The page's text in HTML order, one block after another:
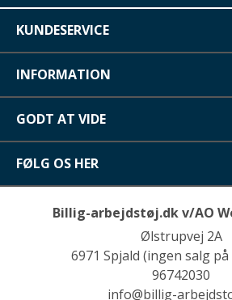
KUNDESERVICE
INFORMATION
GODT AT VIDE
FØLG OS HER
Billig-arbejdstøj.dk v/AO
Ølstrupvej 2A
6971 Spjald (ingen salg
96742030
info@billig-